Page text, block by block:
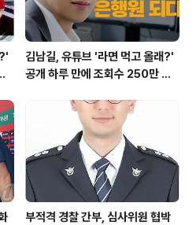
김남길, 유튜브 '라면 먹고 올래?'
공개 하루 만에 조회수 250만 돌
부적격 경찰 간부, 심사위원 협박